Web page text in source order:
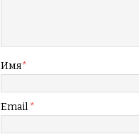
Имя*
Email *